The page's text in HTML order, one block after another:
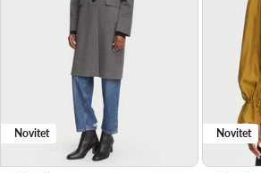
Novitet Novitet